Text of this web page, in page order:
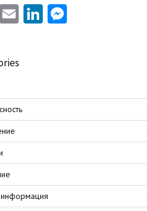
EmailLinkedIn
Messenger